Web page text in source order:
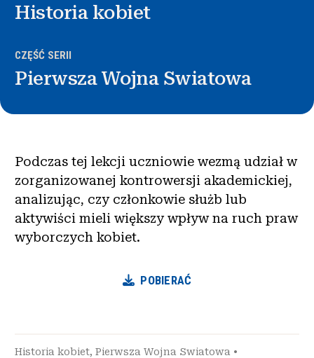
Historia kobiet
CZĘŚĆ SERII
Pierwsza Wojna Swiatowa
Podczas tej lekcji uczniowie wezmą udział w
zorganizowanej kontrowersji akademickiej,
analizując, czy członkowie służb lub
aktywiści mieli większy wpływ na ruch praw
wyborczych kobiet.
POBIERAĆ
Historia kobiet, Pierwsza Wojna Swiatowa •